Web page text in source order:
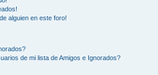
alguien en este foro!
de mi lista de Amigos e Ignorados?